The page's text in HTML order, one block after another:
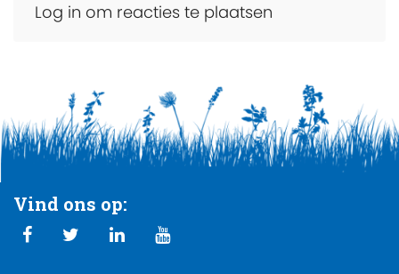
Log in om reacties te plaatsen
Vind ons op: